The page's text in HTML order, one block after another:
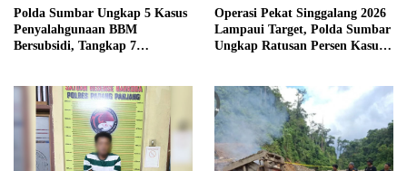
Polda Sumbar Ungkap 5 Kasus
Penyalahgunaan BBM
Bersubsidi, Tangkap 7
Operasi Pekat Singgalang 2026
Lampaui Target, Polda Sumbar
Ungkap Ratusan Persen Kasus